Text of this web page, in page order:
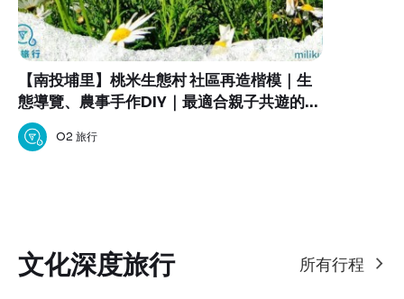
【南投埔里】桃米生態村 社區再造楷模｜生
態導覽、農事手作DIY｜最適合親子共遊的大
自然生態教室
O2 旅行
文化深度旅行 所有行程